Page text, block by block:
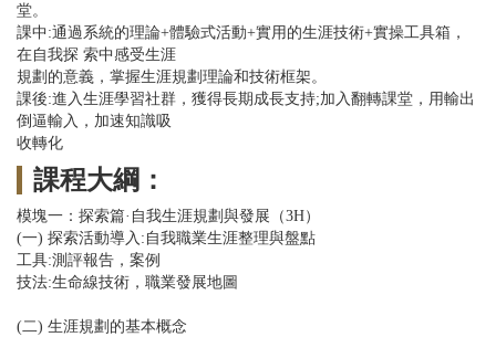
堂。
課中:通過系統的理論+體驗式活動+實用的生涯技術+實操工具箱，
在自我探 索中感受生涯
規劃的意義，掌握生涯規劃理論和技術框架。
課後:進入生涯學習社群，獲得長期成長支持;加入翻轉課堂，用輸出
倒逼輸入，加速知識吸
收轉化
課程大綱：
模塊一：探索篇·自我生涯規劃與發展（3H）
(一) 探索活動導入:自我職業生涯整理與盤點
工具:測評報告，案例
技法:生命線技術，職業發展地圖
(二) 生涯規劃的基本概念